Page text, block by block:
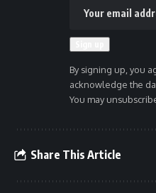
By signing up, you
acknowledge the
You may
Share This Article